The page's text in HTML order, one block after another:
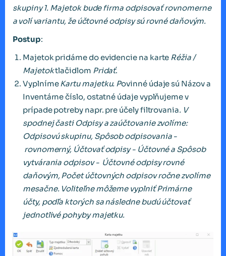
skupiny 1. Majetok bude firma odpisovať rovnomerne
a volí variantu, že účtovné odpisy sú rovné daňovým.
Postup:
Majetok pridáme do evidencie na karte Réžia /
Majetoktlačidlom Pridať.
VyplnímeKartu majetku. Povinné údaje sú Názov a
Inventárne číslo, ostatné údaje vyplňujeme v
prípade potreby napr. pre účely filtrovania. V
spodnej časti Odpisy a zaúčtovanie zvolíme:
Odpisovú skupinu, Spôsob odpisovania -
rovnomerný, Účtovať odpisy - Účtovné a Spôsob
vytvárania odpisov - Účtovné odpisy rovné
daňovým, Počet účtovných odpisov ročne zvolíme
mesačne. Voliteľne môžeme vyplniť Primárne
účty, podľa ktorých sa následne budú účtovať
jednotlivé pohyby majetku.